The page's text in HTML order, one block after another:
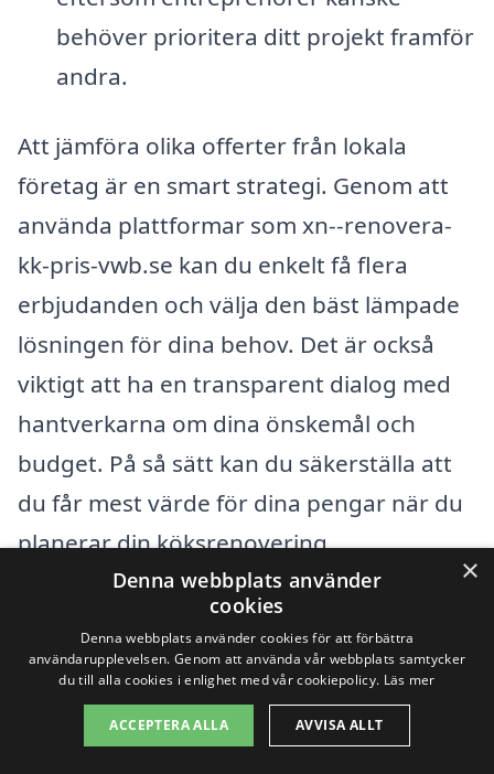
behöver prioritera ditt projekt framför
andra.
Att jämföra olika offerter från lokala
företag är en smart strategi. Genom att
använda plattformar som xn--renovera-
kk-pris-vwb.se kan du enkelt få flera
erbjudanden och välja den bäst lämpade
lösningen för dina behov. Det är också
viktigt att ha en transparent dialog med
hantverkarna om dina önskemål och
budget. På så sätt kan du säkerställa att
du får mest värde för dina pengar när du
planerar din köksrenovering.
I slutänden handlar det om att skapa ett
kök som du både älskar och som fungerar
bra för dina behov, utan att överskrida
din budget. Med rätt information och
×
Denna webbplats använder
cookies
Denna webbplats använder cookies för att förbättra
användarupplevelsen. Genom att använda vår webbplats samtycker
du till alla cookies i enlighet med vår cookiepolicy. Läs mer
ACCEPTERA ALLA AVVISA ALLT